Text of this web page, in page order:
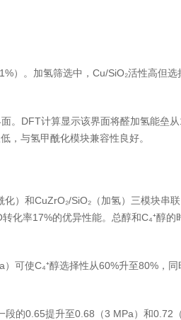
）。加氢筛选中，Cu/SiO₂活性高但
。DFT计算显示该界面将醛加氢能垒
，与氢甲酰化模块兼容性良好。
）和CuZrO₂/SiO₂（加氢）三模块串
化率17%的优异性能。总醇和C₄⁺醇
可使C₄⁺醇选择性从60%升至80%，
的0.65提升至0.68（3 MPa）和0.72